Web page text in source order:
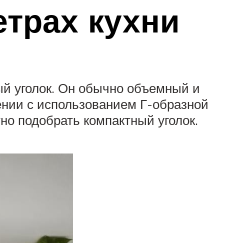
кухни
уголок. Он обычно объемный и
с использованием Г-образной
подобрать компактный уголок.